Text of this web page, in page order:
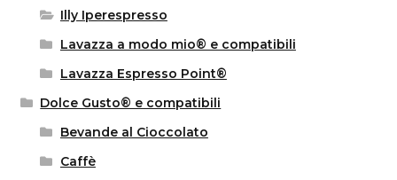
Illy Iperespresso
Lavazza a modo mio® e compatibili
Lavazza Espresso Point®
Dolce Gusto® e compatibili
Bevande al Cioccolato
Caffè